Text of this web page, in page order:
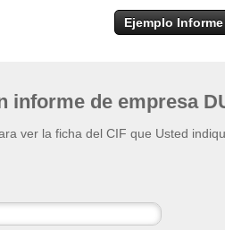
Ejemplo Informe
informe de empresa
ver la ficha del CIF que Usted